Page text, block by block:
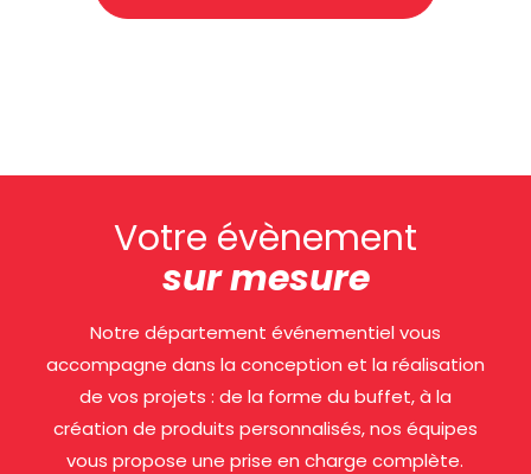
Votre évènement
sur mesure
Notre département événementiel vous
accompagne dans la conception et la réalisation
de vos projets : de la forme du buffet, à la
création de produits personnalisés, nos équipes
vous propose une prise en charge complète.